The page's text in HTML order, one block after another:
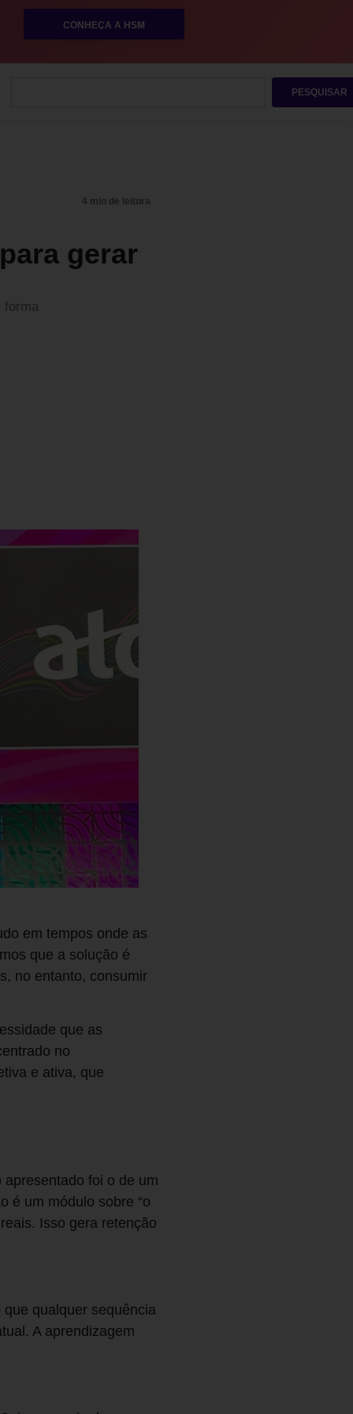
CONHEÇA A HSM
PESQUISAR
4 min de leitura
gerar
forma
em tempos onde as
que a solução é
no entanto, consumir
que as
no
e ativa, que
foi o de um
é um módulo sobre “o
Isso gera retenção
qualquer sequência
A aprendizagem